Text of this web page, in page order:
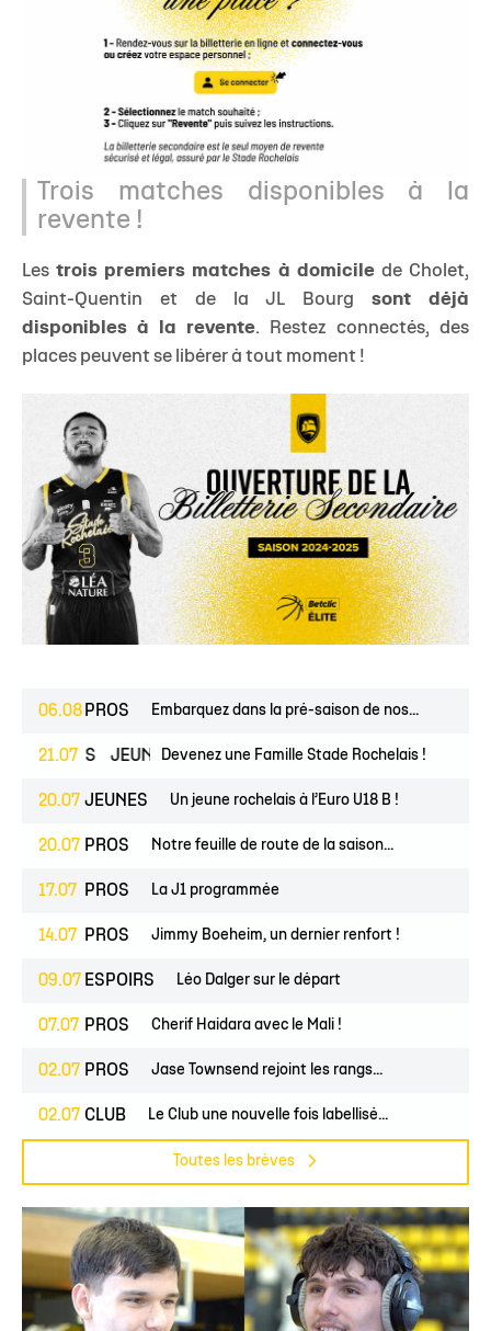
Trois matches disponibles à la
revente !
Lestrois premiers matches à domicilede Cholet,
Saint-Quentin et de la JL Bourgsont déjà
disponibles à la revente. Restez connectés, des
places peuvent se libérer à tout moment !
06.08 PROS Embarquez dans la pré-saison de nos...
21.07
ESPOIRS JEUNES Devenez une Famille Stade Rochelais !
20.07 JEUNES Un jeune rochelais à l’Euro U18 B !
20.07 PROS Notre feuille de route de la saison...
17.07 PROS La J1 programmée
14.07 PROS Jimmy Boeheim, un dernier renfort !
09.07 ESPOIRS Léo Dalger sur le départ
07.07 PROS Cherif Haidara avec le Mali !
02.07 PROS Jase Townsend rejoint les rangs...
02.07 CLUB Le Club une nouvelle fois labellisé...
Toutes les brèves